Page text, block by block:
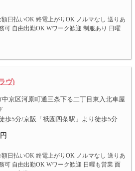
日払いOK 終電上がりOK ノルマなし 送りあ
可 自由出勤OK Wワーク歓迎 制服あり 日曜
ヴ)
京区河原町通三条下る二丁目東入北車屋
歩5分/京阪「祇園四条駅」より徒歩5分
日払いOK 終電上がりOK ノルマなし 送りあ
可 自由出勤OK Wワーク歓迎 日曜も営業 面